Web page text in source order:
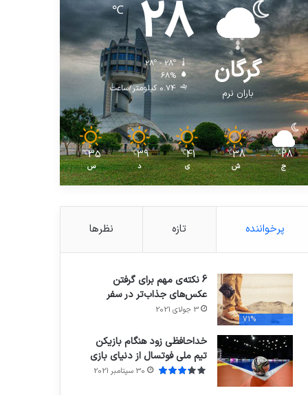
گرگان
باران نرم
28
℃
28º - 28º
68%
0.74 کیلومتر/ساعت
28
℃
ج
38
℃
ش
41
℃
ی
39
℃
د
35
℃
س
پرخواننده تازه نظرها
71%
6 نکته‌ی مهم برای گرفتن
عکس‌های جذاب‌تر در سفر
3 جولای 2021
خداحافظی زود هنگام بازیکن
تیم ملی فوتسال از دنیای بازی
30 سپتامبر 2021